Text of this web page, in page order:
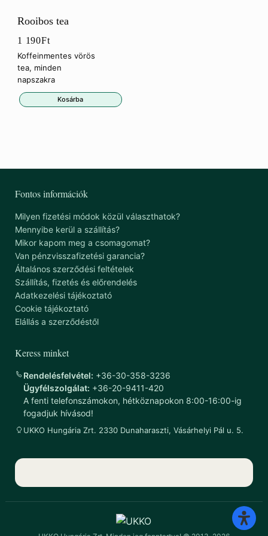
Rooibos tea
1 190Ft
Koffeinmentes vörös
tea, minden
napszakra
Kosárba
Fontos információk
Milyen fizetési módok közül választhatok?
Mennyibe kerül a szállítás?
Mikor kapom meg a csomagomat?
Van pénzvisszafizetési garancia?
Általános szerződési feltételek
Szállítás, fizetés és előrendelés
Adatkezelési tájékoztató
Cookie tájékoztató
Elállás a szerződéstől
Keress minket
Rendelésfelvétel: +36-30-358-3236
Ügyfélszolgálat: +36-20-9411-420
A fenti telefonszámokon, hétköznapokon 8:00-16:00-ig
fogadjuk hívásod!
UKKO Hungária Zrt. 2330 Dunaharaszti, Vásárhelyi Pál u. 5.